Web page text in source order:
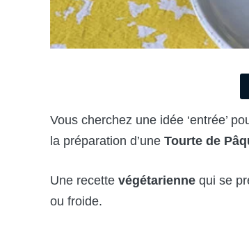
Vous cherchez une idée ‘entrée’
la préparation d’une Tourte de
Une recette végétarienne qui se
ou froide.